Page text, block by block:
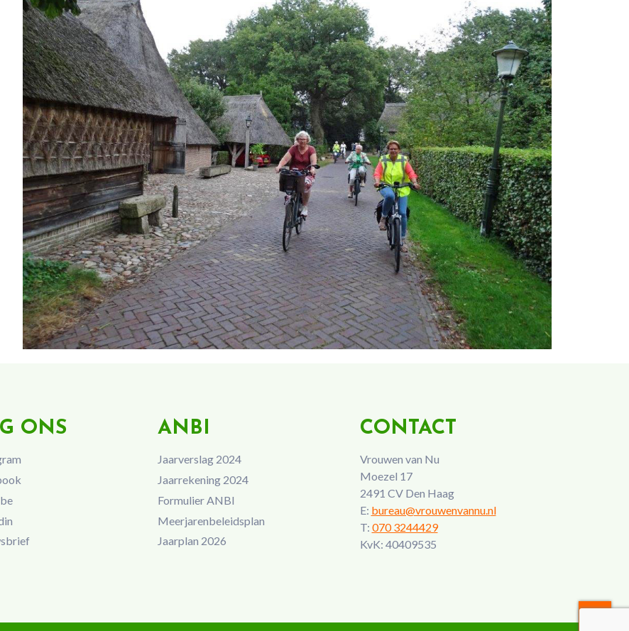
ONS ANBI
Jaarverslag 2024
Jaarrekening 2024
Formulier ANBI
Meerjarenbeleidsplan
Jaarplan 2026
CONTACT
Vrouwen van Nu
Moezel 17
2491 CV Den Haag
E: bureau@vrouwenvannu.nl
T: 070 3244429
KvK: 40409535